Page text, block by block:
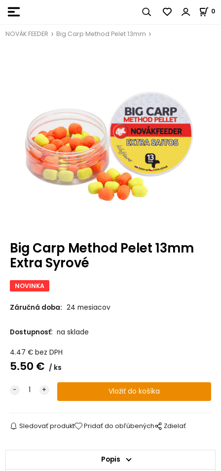
0
NOVÁK FEEDER Big Carp Method Pelet 13mm
Big Carp Method Pelet 13mm
Extra Syrové
NOVINKA
Záručná doba: 24 mesiacov
Dostupnosť: na sklade
4.47 € bez DPH
5.50 € ks
Sledovať produkt Pridať do obľúbených Zdielať
Popis